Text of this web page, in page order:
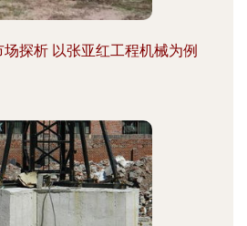
探析 以张亚红工程机械为例